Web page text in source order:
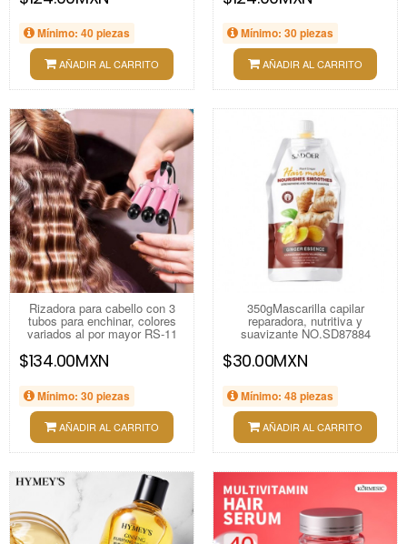
Mínimo: 40 piezas
AÑADIR AL CARRITO
Mínimo: 30 piezas
AÑADIR AL CARRITO
Rizadora para cabello con 3
tubos para enchinar, colores
variados al por mayor RS-11
$134.00MXN
Mínimo: 30 piezas
AÑADIR AL CARRITO
350gMascarilla capilar
reparadora, nutritiva y
suavizante NO.SD87884
$30.00MXN
Mínimo: 48 piezas
AÑADIR AL CARRITO